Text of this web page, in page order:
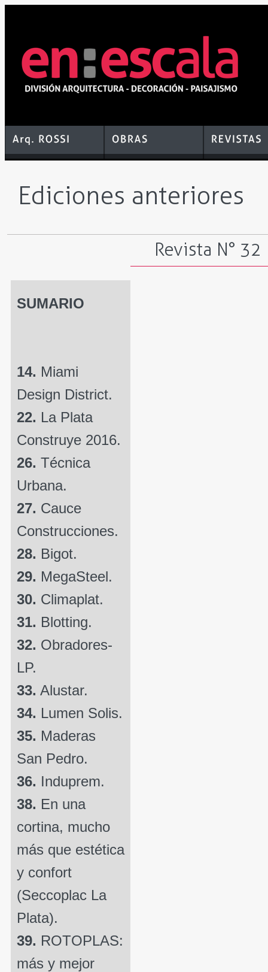
Ediciones anteriores
Revista N°
SUMARIO
14. Miami
Design District.
22. La Plata
Construye 2016.
26. Técnica
Urbana.
27. Cauce
Construcciones.
28. Bigot.
29. MegaSteel.
30. Climaplat.
31. Blotting.
32. Obradores-
LP.
33. Alustar.
34. Lumen Solis.
35. Maderas
San Pedro.
36. Induprem.
38. En una
cortina, mucho
más que estética
y confort
(Seccoplac La
Plata).
39. ROTOPLAS:
más y mejor